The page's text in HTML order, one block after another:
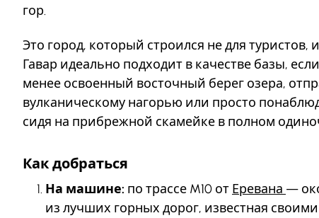
гор.
Это город, который строился не для туристов,
Гавар идеально подходит в качестве базы,
менее освоенный восточный берег озера,
вулканическому нагорью или просто
сидя на прибрежной скамейке в полном
Как добраться
На машине: по трассе M10 от Еревана —
из лучших горных дорог, известная